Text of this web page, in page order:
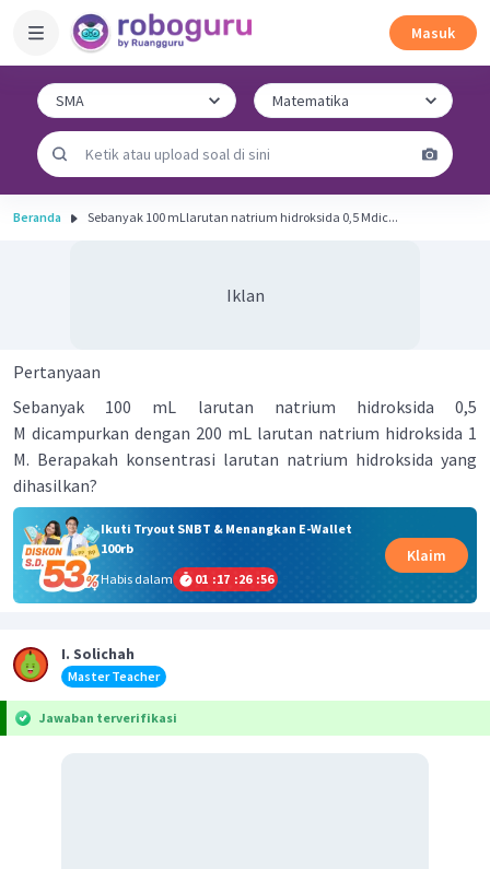
Masuk
Beranda Sebanyak 100 mLlarutan natrium hidroksida 0,5 Mdic...
Iklan
Pertanyaan
Sebanyak 100 mL larutan natrium hidroksida 0,5
M dicampurkan dengan 200 mL larutan natrium hidroksida 1
M. Berapakah konsentrasi larutan natrium hidroksida yang
dihasilkan?
Ikuti Tryout SNBT & Menangkan E-Wallet
100rb
Habis dalam
01 :17 :26 :56
Klaim
I. Solichah
Master Teacher
Jawaban terverifikasi